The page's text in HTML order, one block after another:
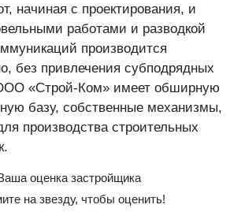
начиная с проектирования, и
работами и разводкой
производится
без привлечения субподрядных
«Строй-Ком» имеет обширную
базу, собственные механизмы,
производства строительных
оценка застройщика
на звезду, чтобы оценить!